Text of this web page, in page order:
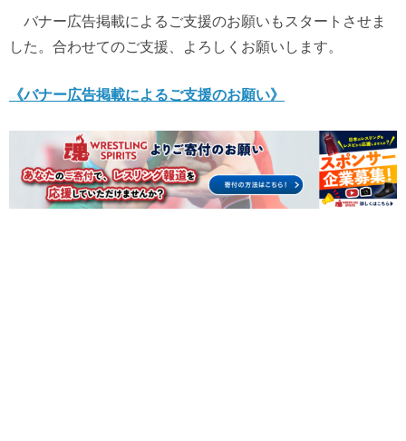
バナー広告掲載によるご支援のお願いもスタートさせま
した。合わせてのご支援、よろしくお願いします。
《バナー広告掲載によるご支援のお願い》